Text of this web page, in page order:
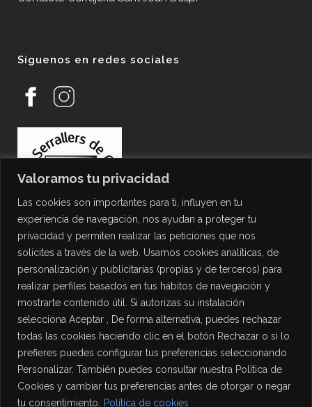
Valoramos tu privacidad
Las cookies son importantes para ti, influyen en tu
experiencia de navegación, nos ayudan a proteger tu
privacidad y permiten realizar las peticiones que nos
solicites a través de la web. Usamos cookies analíticas, de
personalización y publicitarias (propias y de terceros) para
realizar perfiles basados en tus hábitos de navegación y
mostrarte contenido útil. Si autorizas su instalación
selecciona Aceptar , De forma alternativa, puedes rechazar
todas las cookies haciendo clic en el botón Rechazar o si lo
prefieres puedes configurar tus preferencias seleccionando
Personalizar. También puedes consultar nuestra Política de
Cookies y cambiar tus preferencias antes de otorgar o negar
tu consentimiento.
Política de cookies
Síguenos en redes sociales
PROTECCIÓN DE DATOS
Política de Privacidad
Política de Cookies
Aviso Legal